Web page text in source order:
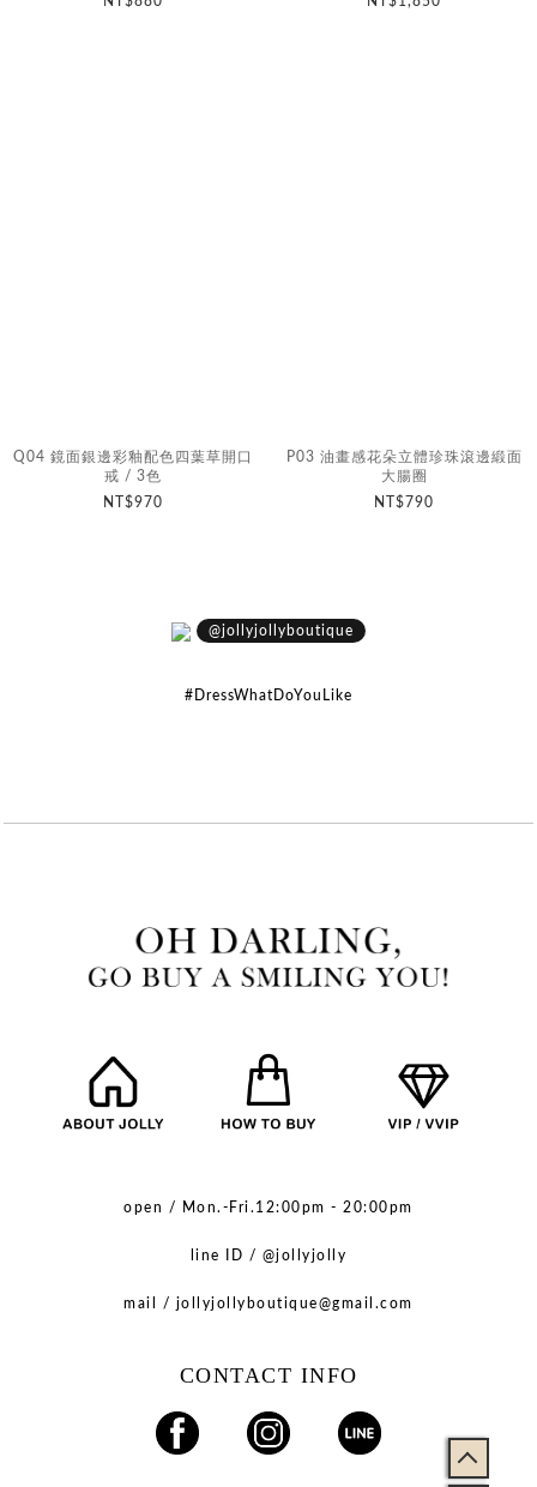
Q04 鏡面銀邊彩釉配色四葉草開口
戒 / 3色
NT$970
P03 油畫感花朵立體珍珠滾邊緞面
大腸圈
NT$790
@jollyjollyboutique
#DressWhatDoYouLike
open / Mon.-Fri.12:00pm - 20:00pm
line ID / @jollyjolly
mail / jollyjollyboutique@gmail.com
CONTACT INFO